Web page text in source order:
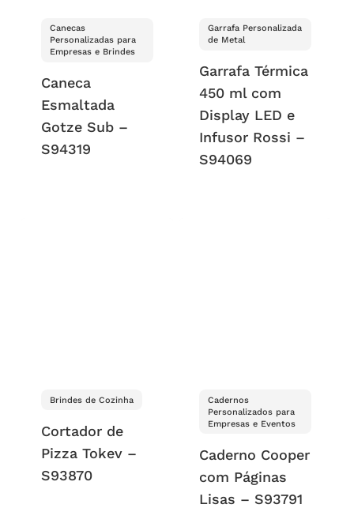
Canecas
Personalizadas para
Empresas e Brindes
Caneca
Esmaltada
Gotze Sub –
S94319
Garrafa Personalizada
de Metal
Garrafa Térmica
450 ml com
Display LED e
Infusor Rossi –
S94069
Brindes de Cozinha
Cortador de
Pizza Tokev –
S93870
Cadernos
Personalizados para
Empresas e Eventos
Caderno Cooper
com Páginas
Lisas – S93791